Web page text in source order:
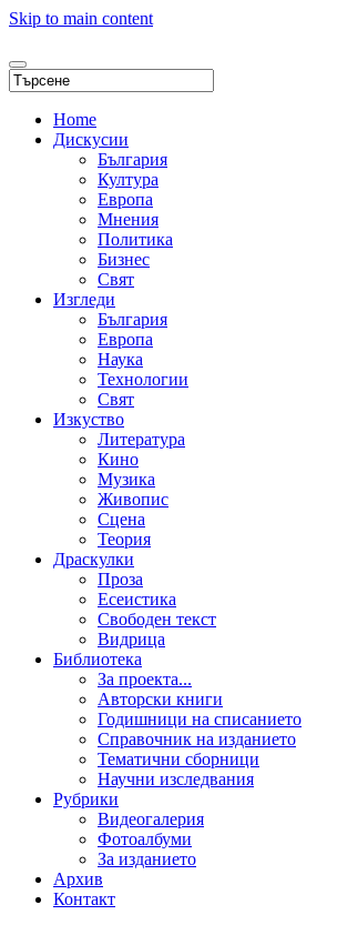
Skip to main content
Home
Дискусии
България
Култура
Европа
Мнения
Политика
Бизнес
Свят
Изгледи
България
Европа
Наука
Технологии
Свят
Изкуство
Литература
Кино
Музика
Живопис
Сцена
Теория
Драскулки
Проза
Есеистика
Свободен текст
Видрица
Библиотека
За проекта...
Авторски книги
Годишници на списанието
Справочник на изданието
Тематични сборници
Научни изследвания
Рубрики
Видеогалерия
Фотоалбуми
За изданието
Архив
Контакт